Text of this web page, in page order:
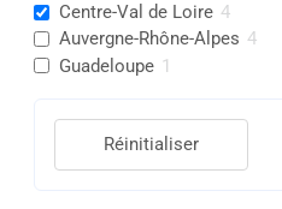
Centre-Val de Loire 4
Auvergne-Rhône-Alpes 4
Guadeloupe 1
Réinitialiser